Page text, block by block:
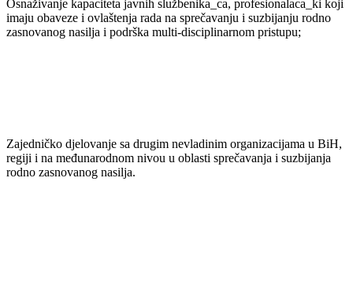
Osnaživanje kapaciteta javnih službenika_ca, profesionalaca_ki koji
imaju obaveze i ovlaštenja rada na sprečavanju i suzbijanju rodno
zasnovanog nasilja i podrška multi-disciplinarnom pristupu;
Zajedničko djelovanje sa drugim nevladinim organizacijama u BiH,
regiji i na međunarodnom nivou u oblasti sprečavanja i suzbijanja
rodno zasnovanog nasilja.